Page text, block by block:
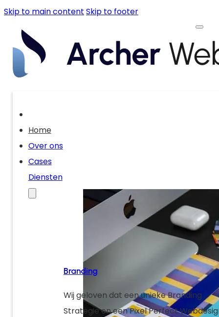
Skip to main content Skip to footer
Home
Over ons
Cases
Diensten
Branding
Wij geloven dat een unieke Branding
Strategie en een Pixel Perfect